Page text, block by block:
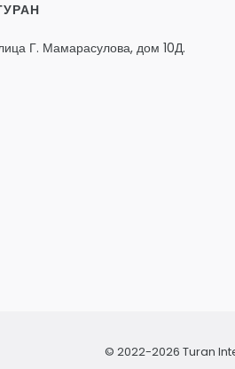
Г. Мамарасулова, дом 10Д.
© 2022-2026 Turan